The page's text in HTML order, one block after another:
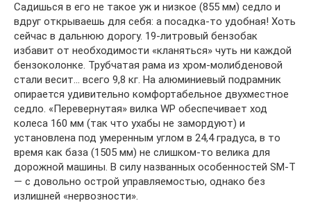
Садишься в его не такое уж и низкое (855 мм) седло и
вдруг открываешь для себя: а посадка-то удобная! Хоть
сейчас в дальнюю дорогу. 19-литровый бензобак
избавит от необходимости «кланяться» чуть ни каждой
бензоколонке. Трубчатая рама из хром-молибденовой
стали весит… всего 9,8 кг. На алюминиевый подрамник
опирается удивительно комфортабельное двухместное
седло. «Перевернутая» вилка WP обеспечивает ход
колеса 160 мм (так что ухабы не замордуют) и
установлена под умеренным углом в 24,4 градуса, в то
время как база (1505 мм) не слишком-то велика для
дорожной машины. В силу названных особенностей SM-T
— с довольно острой управляемостью, однако без
излишней «нервозности».